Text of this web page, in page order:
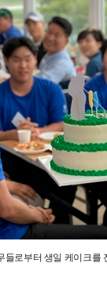
들로부터 생일 케이크를